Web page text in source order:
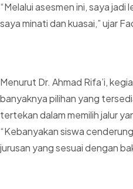
“Melalui asesmen ini, saya
saya minati dan kuasai,” ujar
Menurut Dr. Ahmad Rifa’i,
banyaknya pilihan yang
tertekan dalam memilih jalur
“Kebanyakan siswa
jurusan yang sesuai dengan